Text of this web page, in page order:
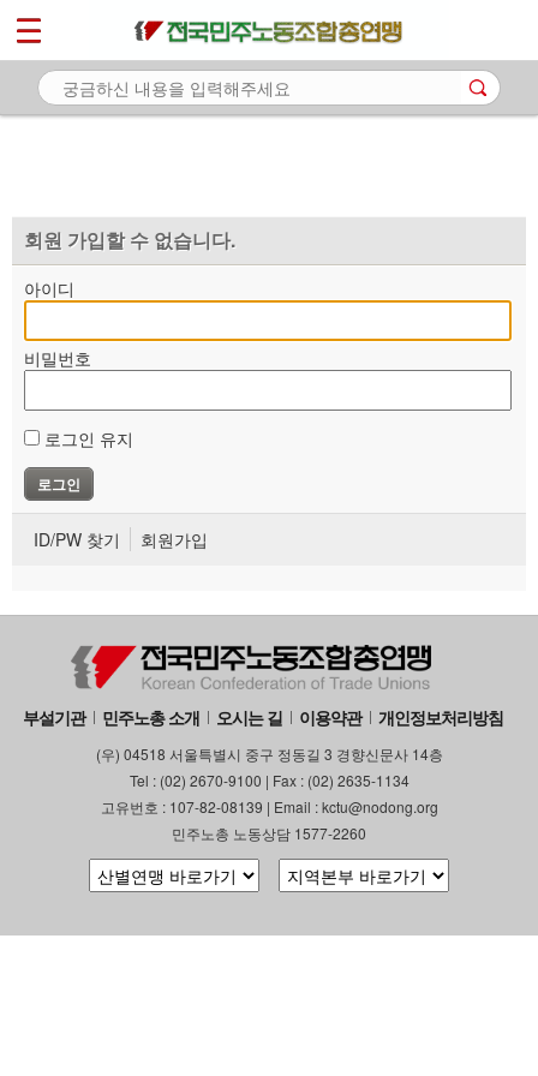
회원 가입할 수 없습니다.
아이디
비밀번호
로그인 유지
ID/PW 찾기 회원가입
부설기관 민주노총 소개 오시는 길 이용약관 개인정보처리방침
(우) 04518 서울특별시 중구 정동길 3 경향신문사 14층
Tel : (02) 2670-9100 | Fax : (02) 2635-1134
고유번호 : 107-82-08139 | Email : kctu@nodong.org
민주노총 노동상담 1577-2260
마이페이지
소개
자료
부설기관